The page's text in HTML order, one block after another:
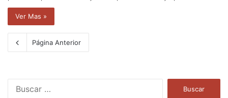
Ver Mas »
Página Anterior